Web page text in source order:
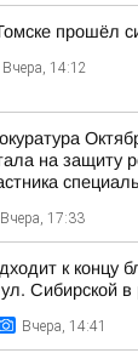
прошёл
Вчера, 14:12
на защиту
Вчера, 17:33
к концу
Сибирской в
Вчера, 14:41